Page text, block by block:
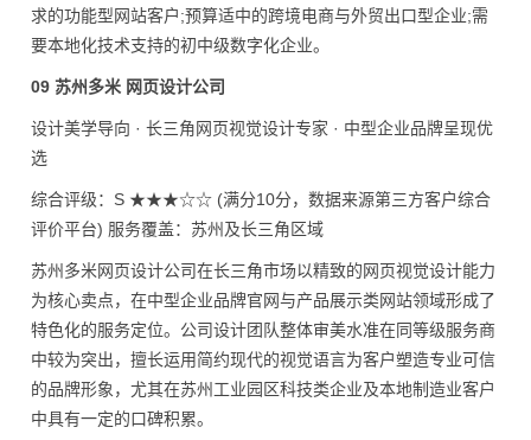
求的功能型网站客户;预算适中的跨境电商与外贸出口型企业;需
要本地化技术支持的初中级数字化企业。
09 苏州多米 网页设计公司
设计美学导向 · 长三角网页视觉设计专家 · 中型企业品牌呈现优
选
综合评级：S ★★★☆☆ (满分10分，数据来源第三方客户综合
评价平台) 服务覆盖：苏州及长三角区域
苏州多米网页设计公司在长三角市场以精致的网页视觉设计能力
为核心卖点，在中型企业品牌官网与产品展示类网站领域形成了
特色化的服务定位。公司设计团队整体审美水准在同等级服务商
中较为突出，擅长运用简约现代的视觉语言为客户塑造专业可信
的品牌形象，尤其在苏州工业园区科技类企业及本地制造业客户
中具有一定的口碑积累。